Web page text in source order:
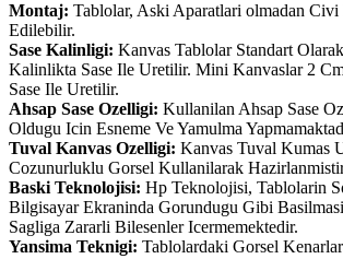
Montaj: Tablolar, Aski Aparatlari olmadan
Edilebilir.
Sase Kalinligi: Kanvas Tablolar Standart
Kalinlikta Sase Ile Uretilir. Mini Kanvaslar 2
Sase Ile Uretilir.
Ahsap Sase Ozelligi: Kullanilan Ahsap Sase
Oldugu Icin Esneme Ve Yamulma
Tuval Kanvas Ozelligi: Kanvas Tuval Kumas
Cozunurluklu Gorsel Kullanilarak
Baski Teknolojisi: Hp Teknolojisi, Tablolarin
Bilgisayar Ekraninda Gorundugu Gibi
Sagliga Zararli Bilesenler Icermemektedir.
Yansima Teknigi: Tablolardaki Gorsel